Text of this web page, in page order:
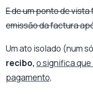
E de um ponto de
emissão da factura
Um ato isolado (num
recibo,o significa que
pagamento,